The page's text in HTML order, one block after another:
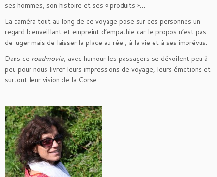
ses hommes, son histoire et ses « produits »…
La caméra tout au long de ce voyage pose sur ces personnes un
regard bienveillant et empreint d’empathie car le propos n’est pas
de juger mais de laisser la place au réel, à la vie et à ses imprévus.
Dans ce roadmovie, avec humour les passagers se dévoilent peu à
peu pour nous livrer leurs impressions de voyage, leurs émotions et
surtout leur vision de la Corse.